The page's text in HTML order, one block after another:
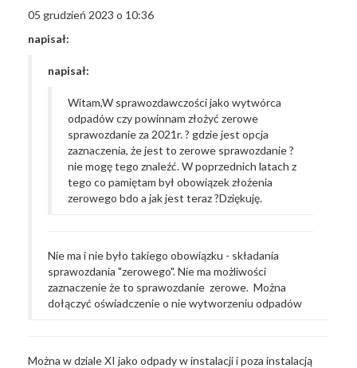
05 grudzień 2023 o 10:36
napisał:
napisał:
Witam,W sprawozdawczości jako wytwórca
odpadów czy powinnam złożyć zerowe
sprawozdanie za 2021r. ? gdzie jest opcja
zaznaczenia, że jest to zerowe sprawozdanie ?
nie mogę tego znaleźć.W poprzednich latach z
tego co pamiętam był obowiązek złożenia
zerowego bdo a jak jest teraz ?Dziękuję.
Nie ma i nie było takiego obowiązku - składania
sprawozdania "zerowego". Nie ma możliwości
zaznaczenie że to sprawozdanie zerowe. Można
dołączyć oświadczenie o nie wytworzeniu odpadów
Można w dziale XI jako odpady w instalacji i poza instalacją